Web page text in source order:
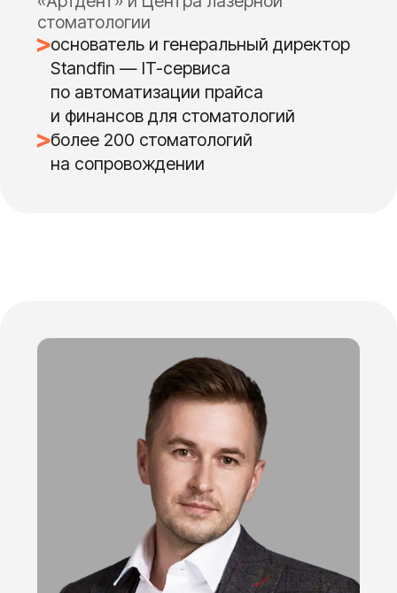
300+ успешных проектов
автоматизации клиентской базы
спикер Skillmed и Dental Case Forum